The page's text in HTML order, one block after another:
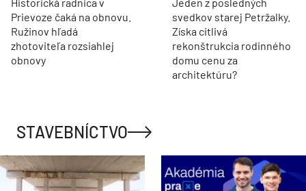
Prievoze čaká na obnovu.
Ružinov hľadá
zhotoviteľa rozsiahlej
obnovy
svedkov starej Petržalky.
Získa citlivá
rekonštrukcia rodinného
domu cenu za
architektúru?
STAVEBNÍCTVO